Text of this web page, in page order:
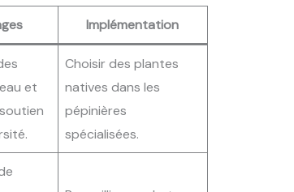
Implémentation
et
Choisir des plantes
natives dans les
pépinières
spécialisées.